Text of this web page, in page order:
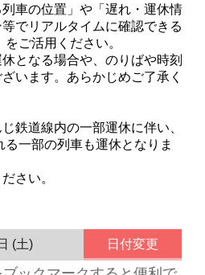
車の位置」や「遅れ・運休情
でリアルタイムに確認できる
をご活用ください。
となる場合や、のりばや時刻
います。あらかじめご了承く
鉄道線内の一部運休に伴い、
一部の列車も運休となりま
さい。
(土) 日付変更